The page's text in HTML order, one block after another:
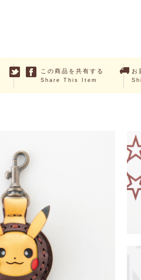
この商品を共有する
Share This Item
お